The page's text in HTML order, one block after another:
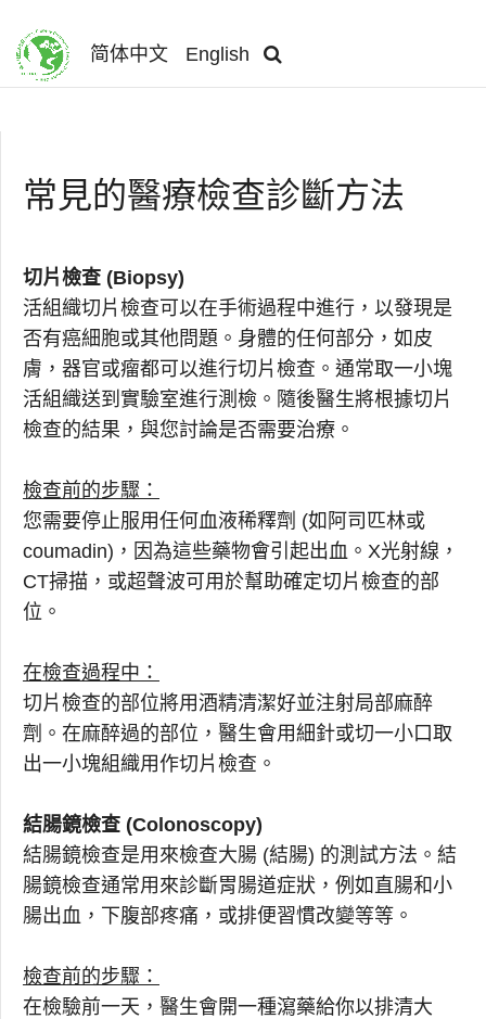
简体中文 English
常見的醫療檢查診斷方法
切片檢查 (Biopsy)
活組織切片檢查可以在手術過程中進行，以發現是
否有癌細胞或其他問題。身體的任何部分，如皮
膚，器官或瘤都可以進行切片檢查。通常取一小塊
活組織送到實驗室進行測檢。隨後醫生將根據切片
檢查的結果，與您討論是否需要治療。
檢查前的步驟：
您需要停止服用任何血液稀釋劑 (如阿司匹林或
coumadin)，因為這些藥物會引起出血。X光射線，
CT掃描，或超聲波可用於幫助確定切片檢查的部
位。
在檢查過程中：
切片檢查的部位將用酒精清潔好並注射局部麻醉
劑。在麻醉過的部位，醫生會用細針或切一小口取
出一小塊組織用作切片檢查。
結腸鏡檢查 (Colonoscopy)
結腸鏡檢查是用來檢查大腸 (結腸) 的測試方法。結
腸鏡檢查通常用來診斷胃腸道症狀，例如直腸和小
腸出血，下腹部疼痛，或排便習慣改變等等。
檢查前的步驟：
在檢驗前一天，醫生會開一種瀉藥給你以排清大